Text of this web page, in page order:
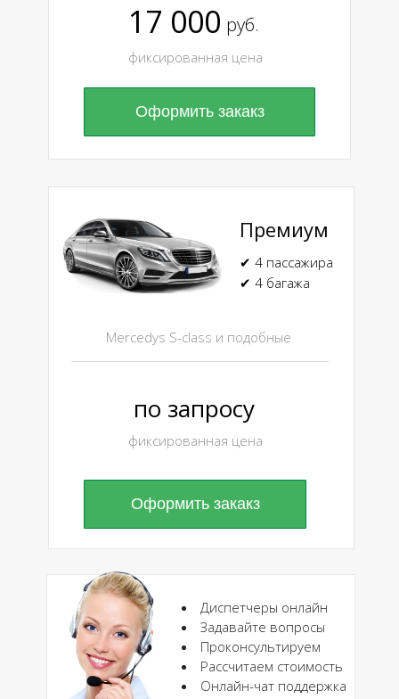
Диспетчеры онлайн
Задавайте вопросы
Проконсультируем
Рассчитаем стоимость
Онлайн-чат поддержка
фиксированная цена
фиксированная цена
Премиум
Mercedуs S-class и подобные
✔ 4 пассажира
✔ 4 багажа
по запросу
Оформить закакз
Оформить закакз
17 000 руб.